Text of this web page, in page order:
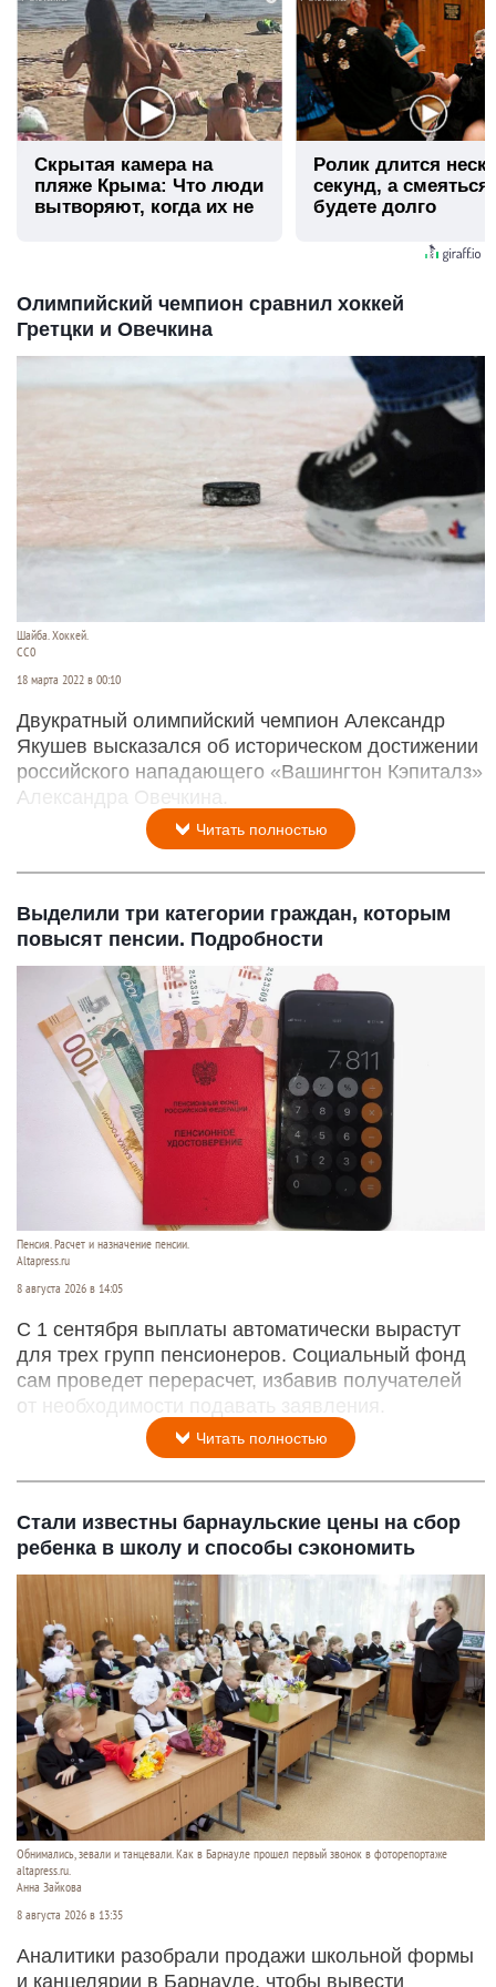
Скрытая камера на
пляже Крыма: Что люди
вытворяют, когда их не
Ролик длится
секунд, а
будете долго
Олимпийский чемпион сравнил хоккей
Гретцки и Овечкина
Шайба. Хоккей.
СС0
18 марта 2022 в 00:10
Двукратный олимпийский чемпион Александр
Якушев высказался об историческом достижении
российского нападающего «Вашингтон Кэпиталз»
Александра Овечкина.
Читать полностью
Выделили три категории граждан, которым
повысят пенсии. Подробности
Пенсия. Расчет и назначение пенсии.
Altapress.ru
8 августа 2026 в 14:05
С 1 сентября выплаты автоматически вырастут
для трех групп пенсионеров. Социальный фонд
сам проведет перерасчет, избавив получателей
от необходимости подавать заявления.
Читать полностью
Стали известны барнаульские цены на сбор
ребенка в школу и способы сэкономить
Обнимались, зевали и танцевали. Как в Барнауле прошел первый звонок в фоторепортаже
altapress.ru.
Анна Зайкова
8 августа 2026 в 13:35
Аналитики разобрали продажи школьной формы
и канцелярии в Барнауле, чтобы вывести